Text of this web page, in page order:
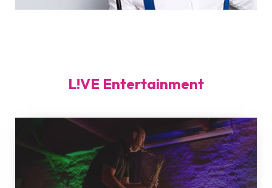
L!VE Entertainment